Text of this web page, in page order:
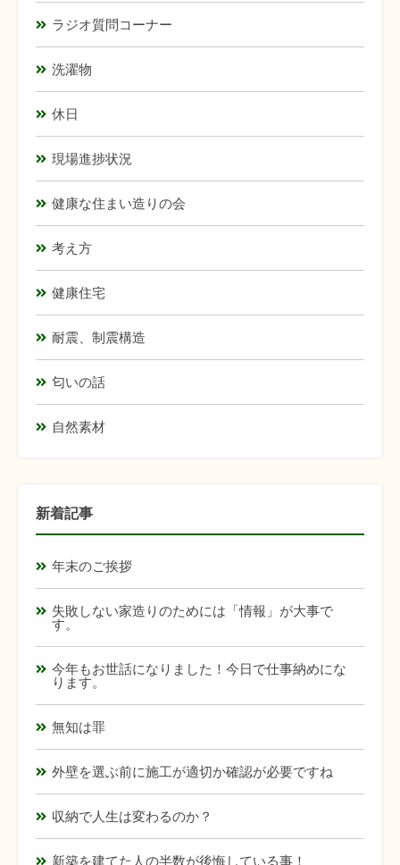
ラジオ質問コーナー
洗濯物
休日
現場進捗状況
健康な住まい造りの会
考え方
健康住宅
耐震、制震構造
匂いの話
自然素材
新着記事
年末のご挨拶
失敗しない家造りのためには「情報」が大事で
す。
今年もお世話になりました！今日で仕事納めにな
ります。
無知は罪
外壁を選ぶ前に施工が適切か確認が必要ですね
収納で人生は変わるのか？
新築を建てた人の半数が後悔している事！